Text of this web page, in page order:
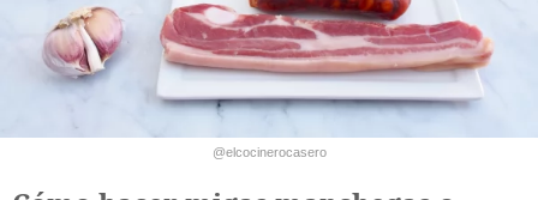
@elcocinerocasero